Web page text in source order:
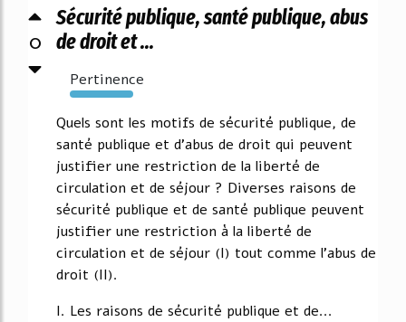
0
Sécurité publique, santé publique, abus
de droit et ...
Pertinence
428%
Quels sont les motifs de sécurité publique, de
santé publique et d'abus de droit qui peuvent
justifier une restriction de la liberté de
circulation et de séjour ? Diverses raisons de
sécurité publique et de santé publique peuvent
justifier une restriction à la liberté de
circulation et de séjour (I) tout comme l'abus de
droit (II).
I. Les raisons de sécurité publique et de...